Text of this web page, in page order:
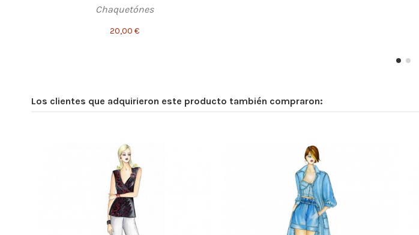
Chaquetónes
20,00 €
Los clientes que adquirieron este producto también compraron: